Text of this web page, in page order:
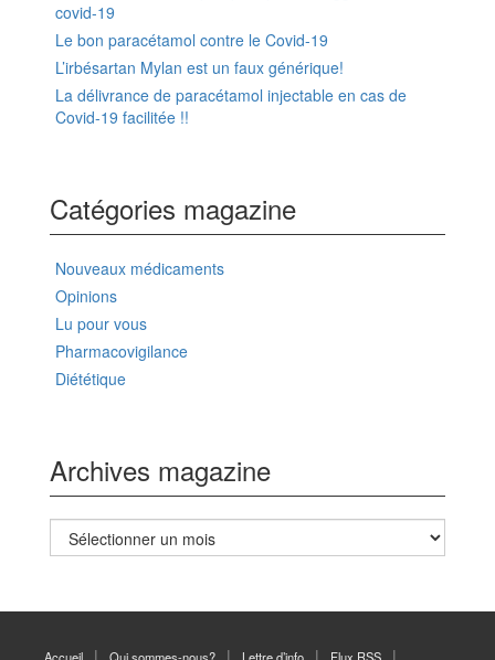
covid-19
Le bon paracétamol contre le Covid-19
L’irbésartan Mylan est un faux générique!
La délivrance de paracétamol injectable en cas de
Covid-19 facilitée !!
Catégories magazine
Nouveaux médicaments
Opinions
Lu pour vous
Pharmacovigilance
Diététique
Archives magazine
Archives
magazine